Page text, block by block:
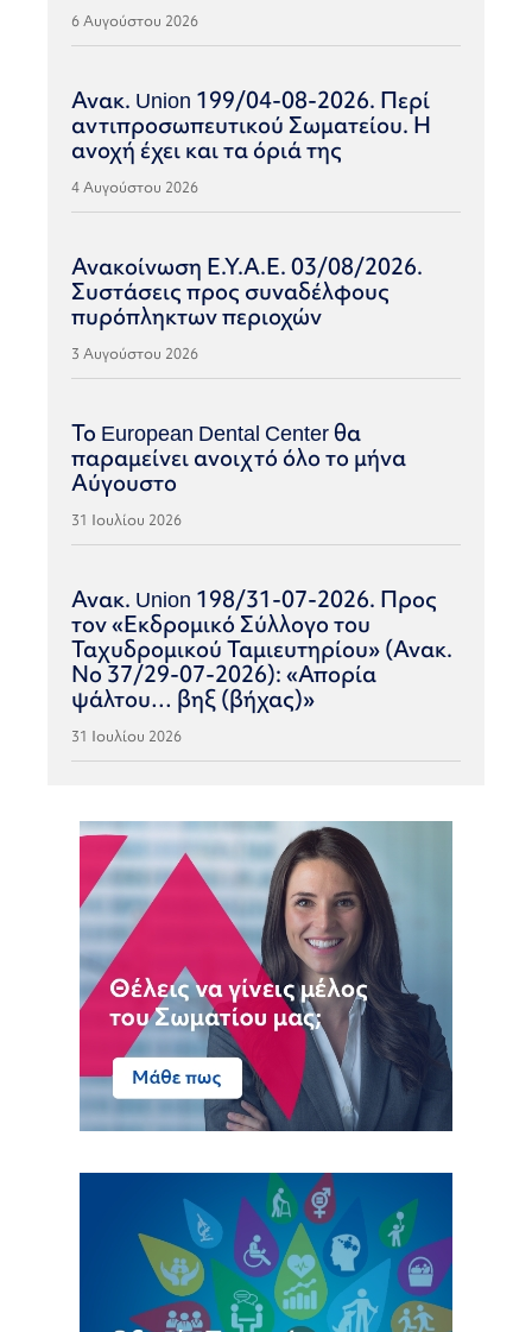
6 Αυγούστου 2026
Ανακ. Union 199/04-08-2026. Περί
αντιπροσωπευτικού Σωματείου. Η
ανοχή έχει και τα όριά της
4 Αυγούστου 2026
Ανακοίνωση Ε.Υ.Α.Ε. 03/08/2026.
Συστάσεις προς συναδέλφους
πυρόπληκτων περιοχών
3 Αυγούστου 2026
Το European Dental Center θα
παραμείνει ανοιχτό όλο το μήνα
Αύγουστο
31 Ιουλίου 2026
Ανακ. Union 198/31-07-2026. Προς
τον «Εκδρομικό Σύλλογο του
Ταχυδρομικού Ταμιευτηρίου» (Ανακ.
Νο 37/29-07-2026): «Απορία
ψάλτου… βηξ (βήχας)»
31 Ιουλίου 2026